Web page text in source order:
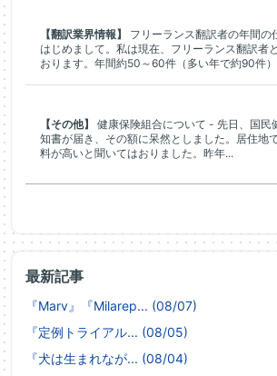
最新記事
『Marv』『Milarep... (08/07)
『定例トライアル... (08/05)
『犬は生まれなが... (08/04)
【翻訳業界情報】
フリーランス翻訳者の年間の
はじめまして。私は現在、フリーランス翻訳者
おります。年間約50～60件（多い年で約90件
【その他】
健康保険組合について - 先日、国民
知書が届き、その額に呆然としました。居住地
料が高いと聞いてはおりました。昨年...